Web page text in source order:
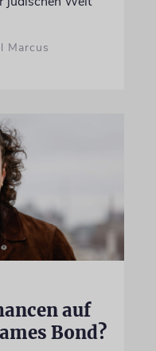
Marcus
auf
Bond?